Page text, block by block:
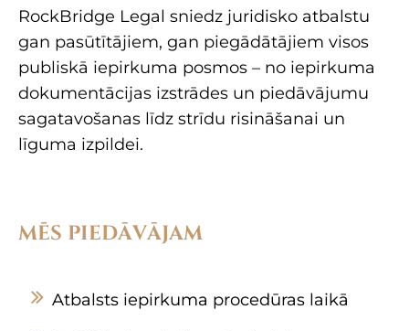
RockBridge Legal sniedz juridisko atbalstu
gan pasūtītājiem, gan piegādātājiem visos
publiskā iepirkuma posmos – no iepirkuma
dokumentācijas izstrādes un piedāvājumu
sagatavošanas līdz strīdu risināšanai un
līguma izpildei.
MĒS PIEDĀVĀJAM
Atbalsts iepirkuma procedūras laikā